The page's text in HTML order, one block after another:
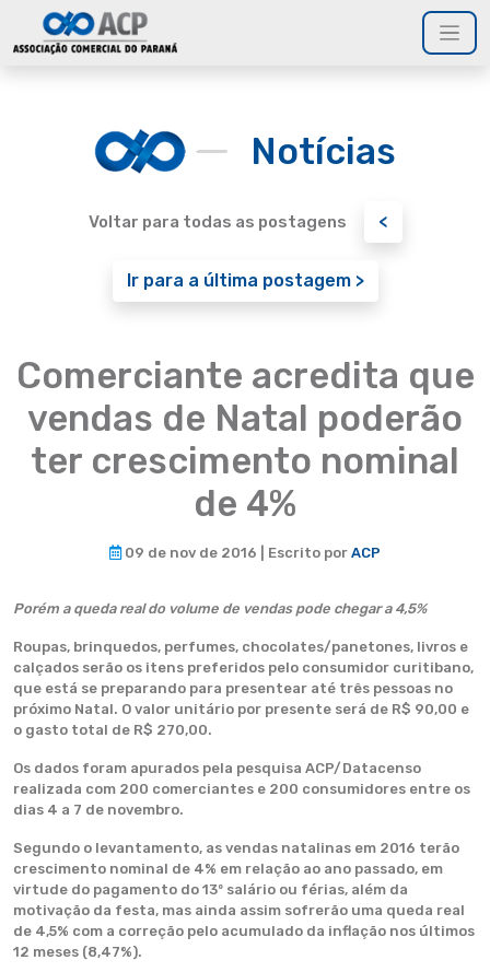
Notícias
Voltar para todas as postagens <
Ir para a última postagem >
Comerciante acredita que
vendas de Natal poderão
ter crescimento nominal
de 4%
09 de nov de 2016 | Escrito por ACP
Porém a queda real do volume de vendas pode chegar a 4,5%
Roupas, brinquedos, perfumes, chocolates/panetones, livros e
calçados serão os itens preferidos pelo consumidor curitibano,
que está se preparando para presentear até três pessoas no
próximo Natal. O valor unitário por presente será de R$ 90,00 e
o gasto total de R$ 270,00.
Os dados foram apurados pela pesquisa ACP/Datacenso
realizada com 200 comerciantes e 200 consumidores entre os
dias 4 a 7 de novembro.
Segundo o levantamento, as vendas natalinas em 2016 terão
crescimento nominal de 4% em relação ao ano passado, em
virtude do pagamento do 13º salário ou férias, além da
motivação da festa, mas ainda assim sofrerão uma queda real
de 4,5% com a correção pelo acumulado da inflação nos últimos
12 meses (8,47%).